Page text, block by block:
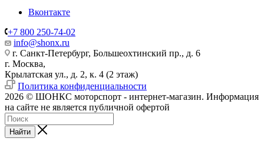
Вконтакте
+7 800 250-74-02
info@shonx.ru
г. Санкт-Петербург, Большеохтинский пр., д. 6
г. Москва,
Крылатская ул., д. 2, к. 4 (2 этаж)
Политика конфиденциальности
2026 © ШОНКС моторспорт - интернет-магазин. Информация
на сайте не является публичной офертой
Найти